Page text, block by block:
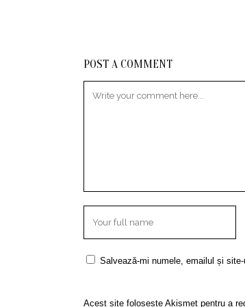
POST A COMMENT
Salvează-mi numele, emailul și
Acest site folosește Akismet pentru a